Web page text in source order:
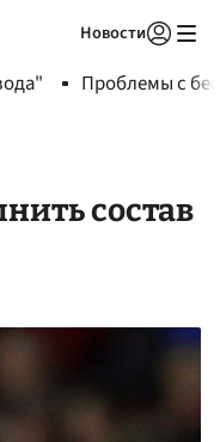
Новости
Проблемы с
состав